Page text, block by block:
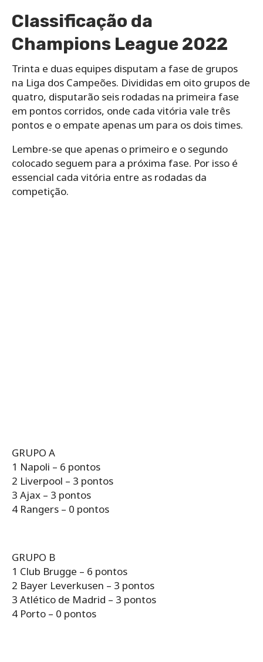
Classificação da
Champions League 2022
Trinta e duas equipes disputam a fase de grupos
na Liga dos Campeões. Divididas em oito grupos de
quatro, disputarão seis rodadas na primeira fase
em pontos corridos, onde cada vitória vale três
pontos e o empate apenas um para os dois times.
Lembre-se que apenas o primeiro e o segundo
colocado seguem para a próxima fase. Por isso é
essencial cada vitória entre as rodadas da
competição.
GRUPO A
1 Napoli – 6 pontos
2 Liverpool – 3 pontos
3 Ajax – 3 pontos
4 Rangers – 0 pontos
GRUPO B
1 Club Brugge – 6 pontos
2 Bayer Leverkusen – 3 pontos
3 Atlético de Madrid – 3 pontos
4 Porto – 0 pontos